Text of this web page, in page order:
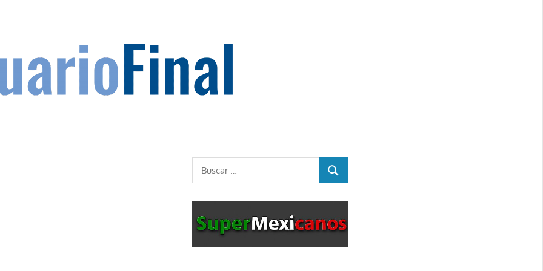
Buscar:
BUSCAR